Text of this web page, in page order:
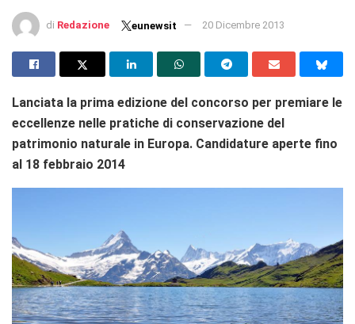
di Redazione eunewsit 20 Dicembre 2013
Lanciata la prima edizione del concorso per premiare le
eccellenze nelle pratiche di conservazione del
patrimonio naturale in Europa. Candidature aperte fino
al 18 febbraio 2014